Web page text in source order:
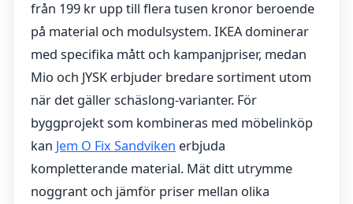
från 199 kr upp till flera tusen kronor beroende
på material och modulsystem. IKEA dominerar
med specifika mått och kampanjpriser, medan
Mio och JYSK erbjuder bredare sortiment utom
när det gäller schäslong-varianter. För
byggprojekt som kombineras med möbelinköp
kan Jem O Fix Sandviken erbjuda
kompletterande material. Mät ditt utrymme
noggrant och jämför priser mellan olika